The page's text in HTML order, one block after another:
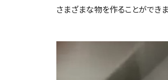
さまざまな物を作ることができま